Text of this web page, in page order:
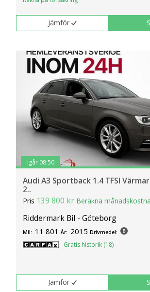
klickar du på Anpassa. Du kan alltid
inställningar för cookies.
Jämför
igår 08:50
Audi A3 Sportback 1.4 TFSI
2..
Pris 139 800 kr Beräkna
Riddermark Bil - Göteborg
Mil: 11 801 År: 2015 Drivmedel:
Gratis historik (18)
Jämför